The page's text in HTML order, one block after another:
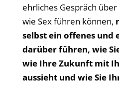
ehrliches Gespräch
wie Sex führen können,
selbst ein offenes und
darüber führen, wie
wie Ihre Zukunft mit
aussieht und wie Sie